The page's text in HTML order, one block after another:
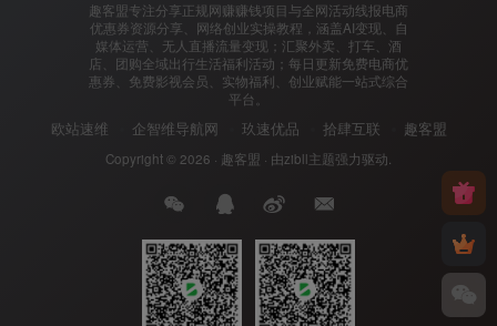
趣客盟专注分享正规网赚赚钱项目与全网活动线报电商
优惠券资源分享、网络创业实操教程，涵盖AI变现、自
媒体运营、无人直播流量变现；汇聚外卖、打车、酒
店、团购全域出行生活福利活动；每日更新免费电商优
惠券、免费影视会员、实物福利、创业赋能一站式综合
平台。
欧站速维 企智维导航网 玖速优品 拾肆互联 趣客盟
Copyright © 2026 · 趣客盟 · 由zibll主题强力驱动.